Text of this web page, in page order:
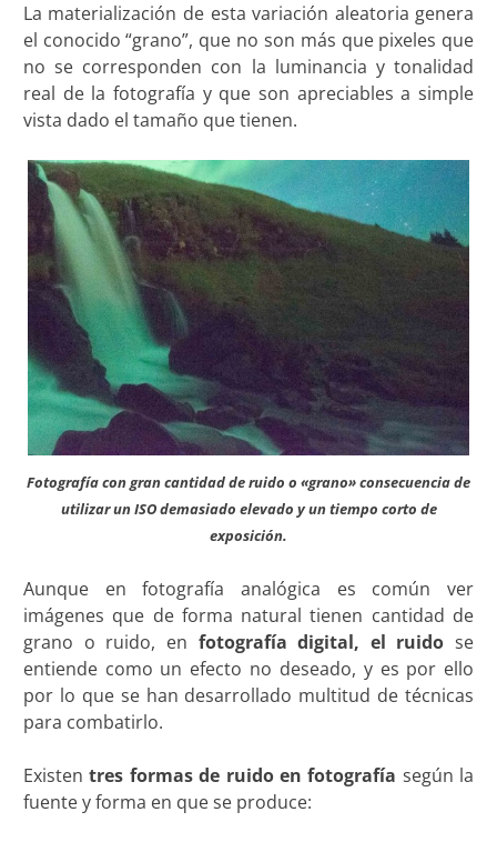
La materialización de esta variación aleatoria genera
el conocido “grano”, que no son más que pixeles que
no se corresponden con la luminancia y tonalidad
real de la fotografía y que son apreciables a simple
vista dado el tamaño que tienen.
Fotografía con gran cantidad de ruido o «grano» consecuencia de
utilizar un ISO demasiado elevado y un tiempo corto de
exposición.
Aunque en fotografía analógica es común ver
imágenes que de forma natural tienen cantidad de
grano o ruido, en fotografía digital, el ruido se
entiende como un efecto no deseado, y es por ello
por lo que se han desarrollado multitud de técnicas
para combatirlo.
Existentres formas de ruido en fotografía según la
fuente y forma en que se produce: